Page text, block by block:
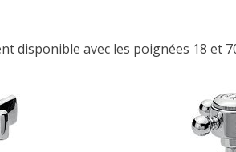
disponible avec les poignées 18 et